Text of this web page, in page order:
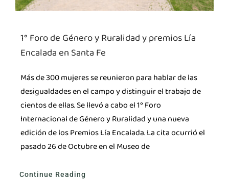
1° Foro de Género y Ruralidad y premios Lía
Encalada en Santa Fe
Más de 300 mujeres se reunieron para hablar de las
desigualdades en el campo y distinguir el trabajo de
cientos de ellas. Se llevó a cabo el 1° Foro
Internacional de Género y Ruralidad y una nueva
edición de los Premios Lía Encalada. La cita ocurrió el
pasado 26 de Octubre en el Museo de
Continue Reading